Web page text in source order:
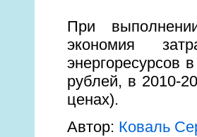
При
экономия
энергоресурсов
рублей, в 2010-
ценах).
Автор: Коваль